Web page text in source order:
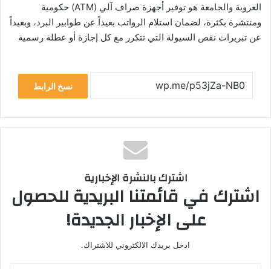
العروبة والجامعة هو توفير أجهزة صراف آلي (ATM) حكومية
ومنتشرة بكثرة، لضمان استلام الرواتب بعيداً عن طوابير البرد، وبعيداً
عن تبريرات نقص السيولة التي تتكرر مع كل إجازة أو عطلة رسمية
نسخ الرابط
اشترك بالنشرة الإخبارية
اشترك في قائمتنا البريدية للحصول
على الإخبار الجديدة!
ادخل بريدك الالكتروني للاشتراك.